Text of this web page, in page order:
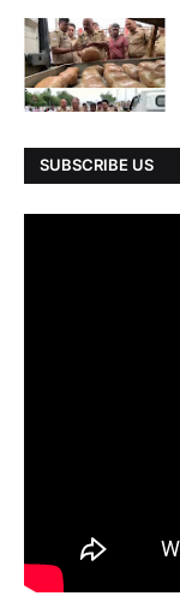
SUBSCRIBE US